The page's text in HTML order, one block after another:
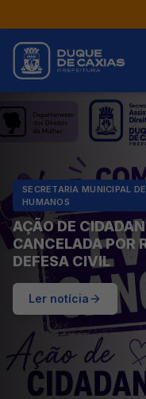
SECRETARIA MUNICIPAL
HUMANOS
AÇÃO DE
CANCELADA POR
DEFESA CIVIL
Ler notícia